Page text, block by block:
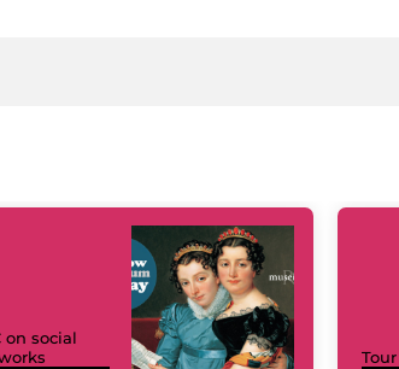
on social